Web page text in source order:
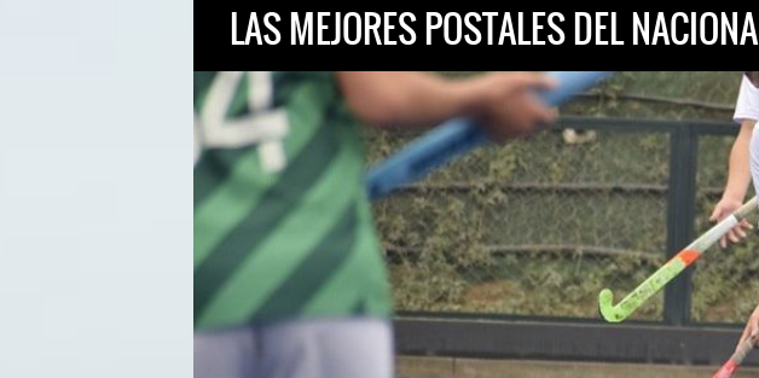
LAS MEJORES POSTALES DEL